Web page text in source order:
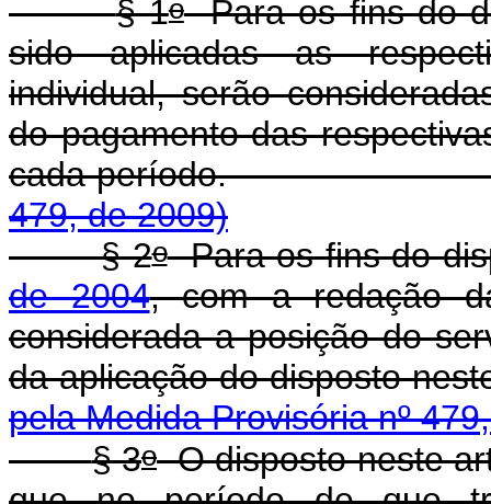
§ 1oPara os fins do
sido aplicadas as
individual, serão
do pagamento das
cada
479, de 2009)
§ 2oPara os fins do
de 2004, com a redação
considerada a posição do
da aplicação do
pela Medida Provisória nº
§ 3oO disposto neste